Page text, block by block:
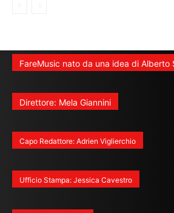
FareMusic nato da una idea di Alberto
Direttore: Mela Giannini
Capo Redattore: Adrien Viglierchio
Ufficio Stampa: Jessica Cavestro